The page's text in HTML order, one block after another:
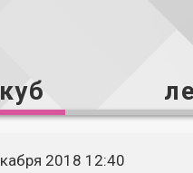
2018 12:40